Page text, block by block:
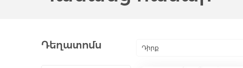
Դեղատոմս Դիրք